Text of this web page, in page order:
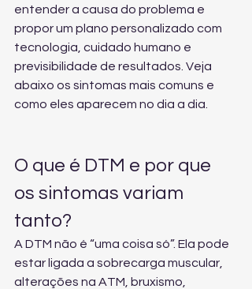
entender a causa do problema e
propor um plano personalizado com
tecnologia, cuidado humano e
previsibilidade de resultados. Veja
abaixo os sintomas mais comuns e
como eles aparecem no dia a dia.
O que é DTM e por que
os sintomas variam
tanto?
A DTM não é “uma coisa só”. Ela pode
estar ligada a sobrecarga muscular,
alterações na ATM, bruxismo,